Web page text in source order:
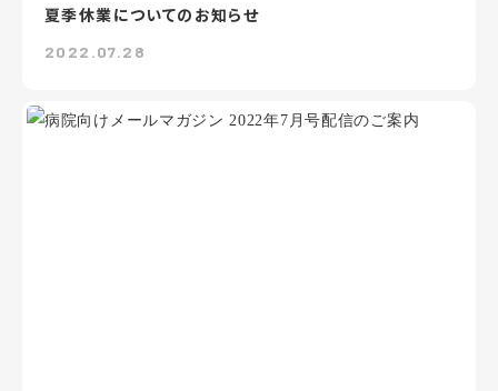
夏季休業についてのお知らせ
2022.07.28